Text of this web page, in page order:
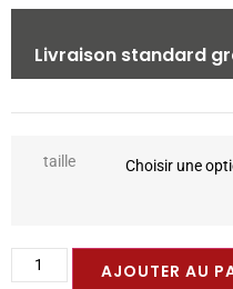
Livraison standard
taille
AJOUTER AU